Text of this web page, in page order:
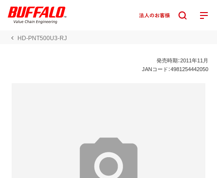
HD-PNT500U3-RJ
発売時期：2011年11月
JANコード：4981254442050